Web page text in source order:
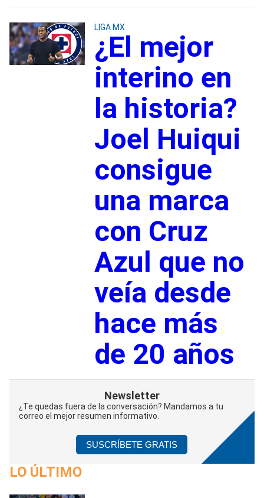
LIGA MX
¿El mejor
interino en
la historia?
Joel Huiqui
consigue
una marca
con Cruz
Azul que no
veía desde
hace más
de 20 años
Newsletter
¿Te quedas fuera de la conversación? Mandamos a tu
correo el mejor resumen informativo.
SUSCRÍBETE GRATIS
LO ÚLTIMO